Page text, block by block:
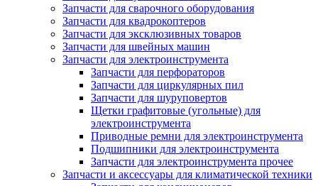
Запчасти для сварочного оборудования
Запчасти для квадрокоптеров
Запчасти для эксклюзивных товаров
Запчасти для швейных машин
Запчасти для электроинструмента
Запчасти для перфораторов
Запчасти для циркулярных пил
Запчасти для шуруповертов
Щетки графитовые (угольные) для
электроинструмента
Приводные ремни для электроинструмента
Подшипники для электроинструмента
Запчасти для электроинструмента прочее
Запчасти и аксессуары для климатической техники